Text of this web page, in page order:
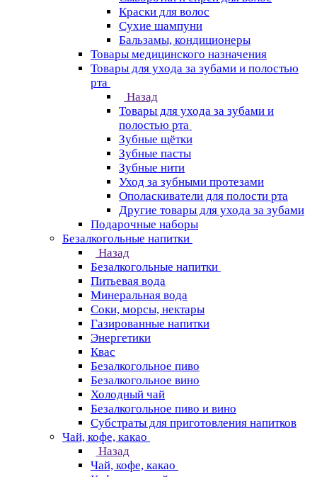
Краски для волос
Сухие шампуни
Бальзамы, кондиционеры
Товары медицинского назначения
Товары для ухода за зубами и полостью
рта
Назад
Товары для ухода за зубами и
полостью рта
Зубные щётки
Зубные пасты
Зубные нити
Уход за зубными протезами
Ополаскиватели для полости рта
Другие товары для ухода за зубами
Подарочные наборы
Безалкогольные напитки
Назад
Безалкогольные напитки
Питьевая вода
Минеральная вода
Соки, морсы, нектары
Газированные напитки
Энергетики
Квас
Безалкогольное пиво
Безалкогольное вино
Холодный чай
Безалкогольное пиво и вино
Субстраты для приготовления напитков
Чай, кофе, какао
Назад
Чай, кофе, какао